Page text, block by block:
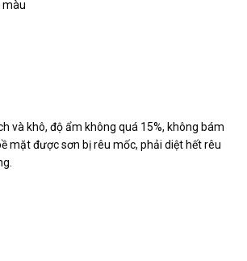
màu
và khô, độ ẩm không quá 15%, không bám
mặt được sơn bị rêu mốc, phải diệt hết rêu